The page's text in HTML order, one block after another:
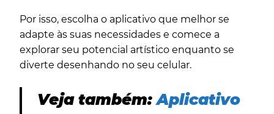
Por isso, escolha o aplicativo que melhor se
adapte às suas necessidades e comece a
explorar seu potencial artístico enquanto se
diverte desenhando no seu celular.
Veja também:Aplicativo